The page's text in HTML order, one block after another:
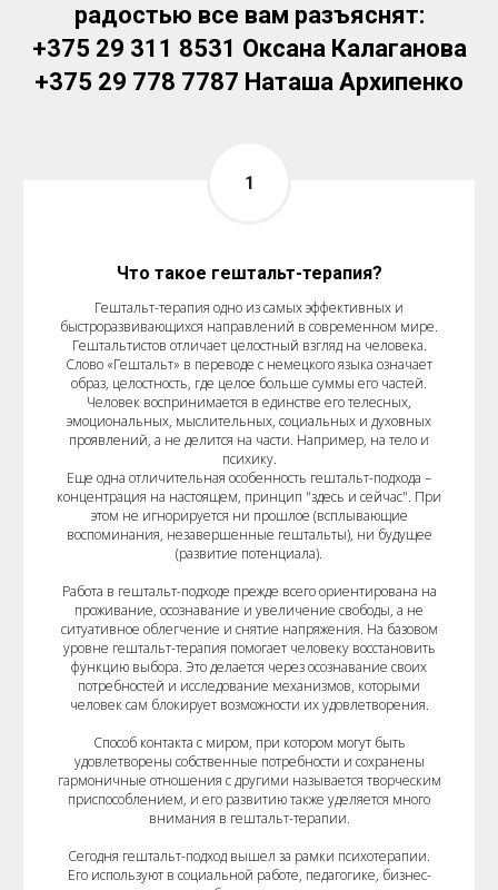
радостью все вам разъяснят:
+375 29 311 8531 Оксана Калаганова
+375 29 778 7787 Наташа Архипенко
Что такое гештальт-терапия?
Гештальт-терапия одно из самых эффективных и
быстроразвивающихся направлений в современном мире.
Гештальтистов отличает целостный взгляд на человека.
Слово «Гештальт» в переводе с немецкого языка означает
образ, целостность, где целое больше суммы его частей.
Человек воспринимается в единстве его телесных,
эмоциональных, мыслительных, социальных и духовных
проявлений, а не делится на части. Например, на тело и
психику.
Еще одна отличительная особенность гештальт-подхода –
концентрация на настоящем, принцип "здесь и сейчас". При
этом не игнорируется ни прошлое (всплывающие
воспоминания, незавершенные гештальты), ни будущее
(развитие потенциала).
Работа в гештальт-подходе прежде всего ориентирована на
проживание, осознавание и увеличение свободы, а не
ситуативное облегчение и снятие напряжения. На базовом
уровне гештальт-терапия помогает человеку восстановить
функцию выбора. Это делается через осознавание своих
потребностей и исследование механизмов, которыми
человек сам блокирует возможности их удовлетворения.
Способ контакта с миром, при котором могут быть
удовлетворены собственные потребности и сохранены
гармоничные отношения с другими называется творческим
приспособлением, и его развитию также уделяется много
внимания в гештальт-терапии.
Сегодня гештальт-подход вышел за рамки психотерапии.
Его используют в социальной работе, педагогике, бизнес-